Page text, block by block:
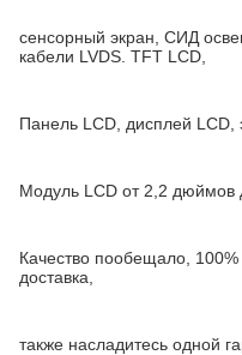
сенсорный экран, СИД
кабели LVDS. TFT LCD,
Панель LCD, дисплей LCD,
Модуль LCD от 2,2 дюймов
Качество пообещало,
доставка,
также насладитесь одной